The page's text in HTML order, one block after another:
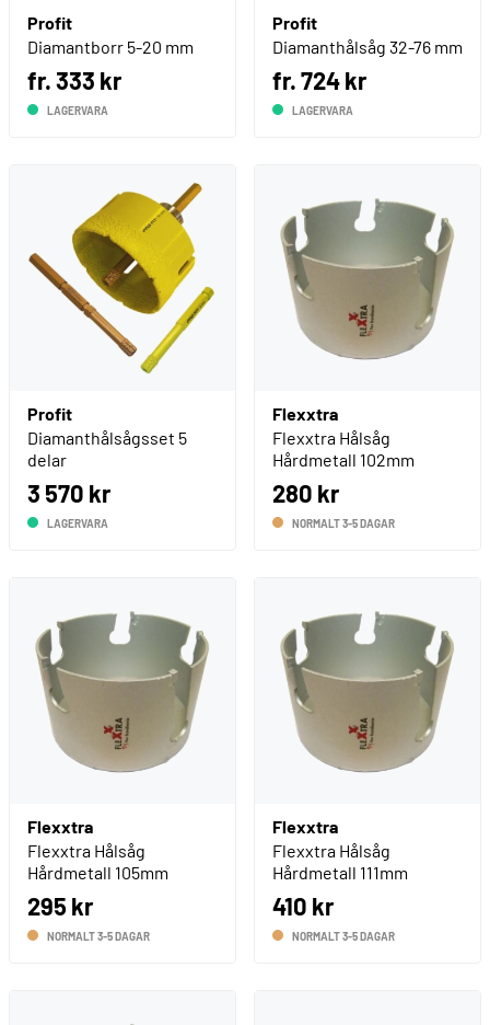
Profit
Diamantborr 5-20 mm
fr. 333 kr
LAGERVARA
Profit
Diamanthålsåg 32-76 mm
fr. 724 kr
LAGERVARA
Profit
Diamanthålsågsset 5
delar
3 570 kr
LAGERVARA
Flexxtra
Flexxtra Hålsåg
Hårdmetall 102mm
280 kr
NORMALT 3-5 DAGAR
Flexxtra
Flexxtra Hålsåg
Hårdmetall 105mm
295 kr
NORMALT 3-5 DAGAR
Flexxtra
Flexxtra Hålsåg
Hårdmetall 111mm
410 kr
NORMALT 3-5 DAGAR